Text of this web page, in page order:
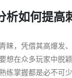
如何提高
睐，凭借其高爆发
想在众多玩家中脱
练掌握都是必不可